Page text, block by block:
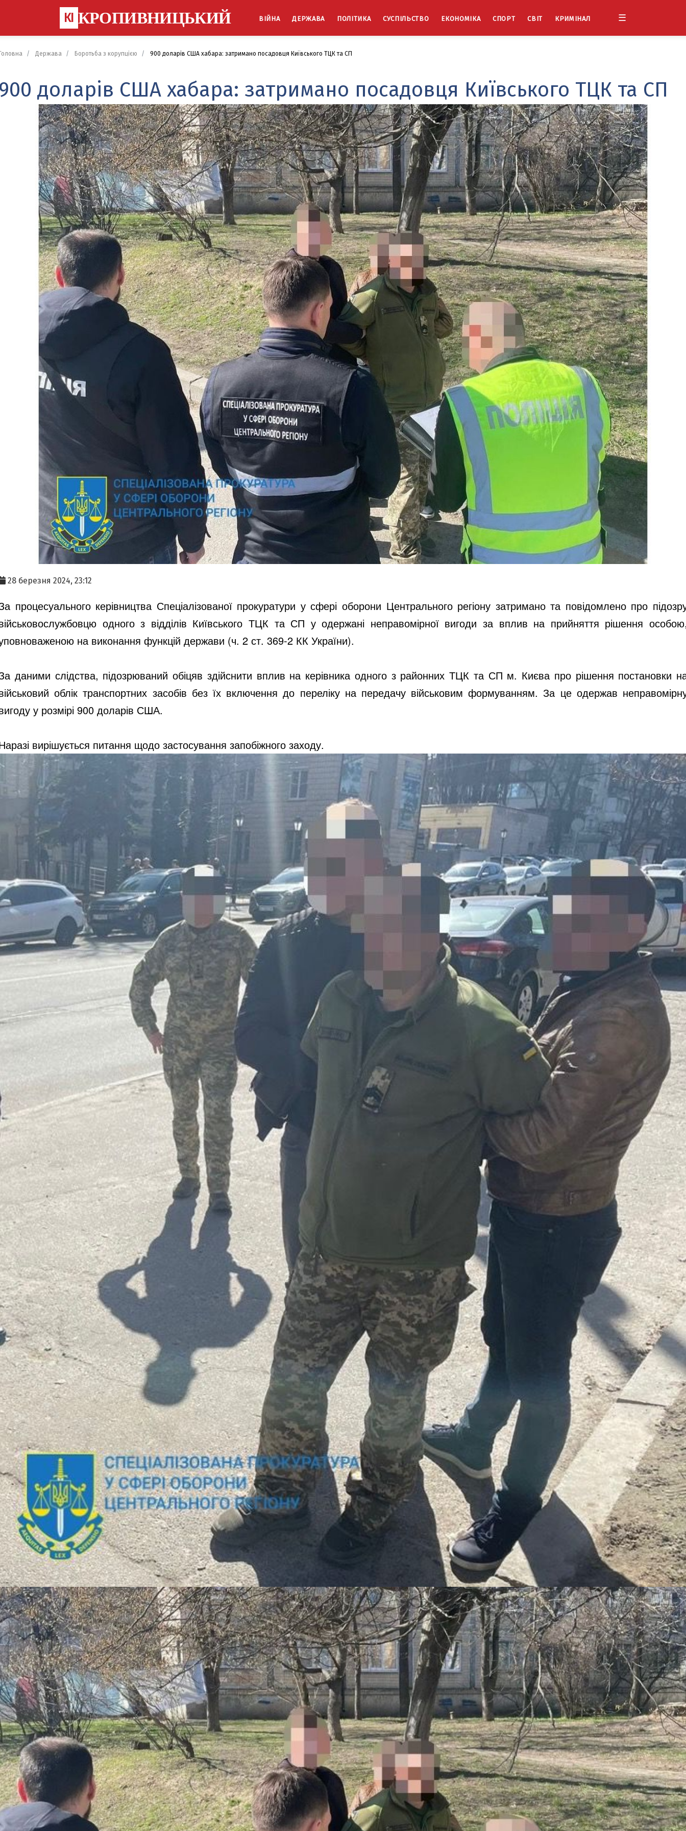
КІ КРОПИВНИЦЬКИЙ ВІЙНА ДЕРЖАВА ПОЛІТИКА СУСПІЛЬСТВО ЕКОНОМІКА СПОРТ СВІТ КРИМІНАЛ ☰
Держава Боротьба з корупцією 900 доларів США хабара: затримано посадовця Київського ТЦК та СП
доларів США хабара: затримано посадовця Київського ТЦК та СП
28 березня 2024, 23:12
процесуального керівництва Спеціалізованої прокуратури у сфері оборони Центрального регіону затримано та повідомлено про
одного з відділів Київського ТЦК та СП у одержані неправомірної вигоди за вплив на прийняття рішення
на виконання функцій держави (ч. 2 ст. 369-2 КК України).
даними слідства, підозрюваний обіцяв здійснити вплив на керівника одного з районних ТЦК та СП м. Києва про рішення постановки
облік транспортних засобів без їх включення до переліку на передачу військовим формуванням. За це одержав
у розмірі 900 доларів США.
вирішується питання щодо застосування запобіжного заходу.